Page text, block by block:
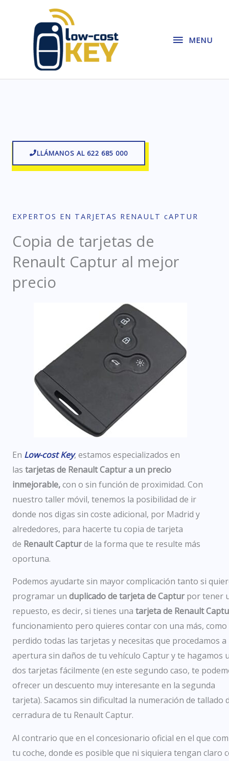
contenido
MENU
LLÁMANOS AL 622 685 000
EXPERTOS EN TARJETAS RENAULT cAPTUR
Copia de tarjetas de
Renault Captur al mejor
precio
En Low-cost Key, estamos especializados en
las tarjetas de Renault Captur a un precio
inmejorable,con o sin función de proximidad. Con
nuestro taller móvil, tenemos la posibilidad de ir
donde nos digas sin coste adicional, por Madrid y
alrededores, para hacerte tu copia de tarjeta
de Renault Capturde la forma que te resulte más
oportuna.
Podemos ayudarte sin mayor complicación tanto si
programar un duplicado de tarjeta de Capturpor tener
repuesto, es decir, si tienes una tarjeta de Renault
funcionamiento pero quieres contar con una más, como
perdido todas las tarjetas y necesitas que procedamos a
apertura sin daños de tu vehículo Captur y te hagamos
dos tarjetas fácilmente (en este segundo caso, te
ofrecer un descuento muy interesante en la segunda
tarjeta). Sacamos sin dificultad la numeración de tallado
cerradura de tu Renault Captur.
Al contrario que en el concesionario oficial en el que
tu coche, donde es posible que ni siquiera tengan claro